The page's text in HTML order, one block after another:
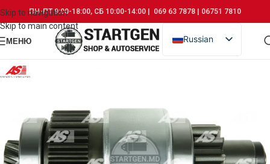
Skip to navigation
Skip to main content
ПН-ПТ 9:00-18:00, СБ 10:00-14:00 | 069 63 7878 | 06751 7810
МЕНЮ
Russian
Romanian